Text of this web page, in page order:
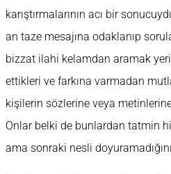
karıştırmalarının acı bir
an taze mesajına odaklanıp
bizzat ilahi kelamdan aramak
ettikleri ve farkına varmadan
kişilerin sözlerine veya
Onlar belki de bunlardan tatmin
ama sonraki nesli